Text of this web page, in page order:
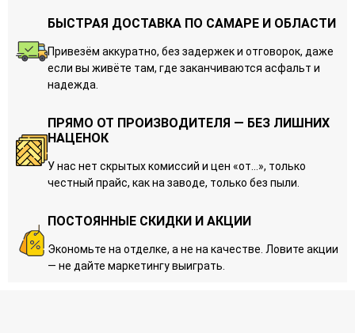
БЫСТРАЯ ДОСТАВКА ПО САМАРЕ И ОБЛАСТИ
Привезём аккуратно, без задержек и отговорок, даже
если вы живёте там, где заканчиваются асфальт и
надежда.
ПРЯМО ОТ ПРОИЗВОДИТЕЛЯ — БЕЗ ЛИШНИХ
НАЦЕНОК
У нас нет скрытых комиссий и цен «от…», только
честный прайс, как на заводе, только без пыли.
ПОСТОЯННЫЕ СКИДКИ И АКЦИИ
Экономьте на отделке, а не на качестве. Ловите акции
— не дайте маркетингу выиграть.